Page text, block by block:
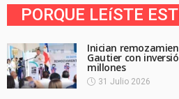
PORQUE LEíSTE
Inician
Gautier con
millones
31 Julio 2026